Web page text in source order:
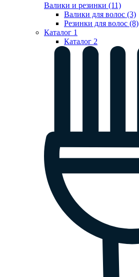
Валики и резинки (11)
Валики для волос (3)
Резинки для волос (8)
Каталог 1
Каталог 2